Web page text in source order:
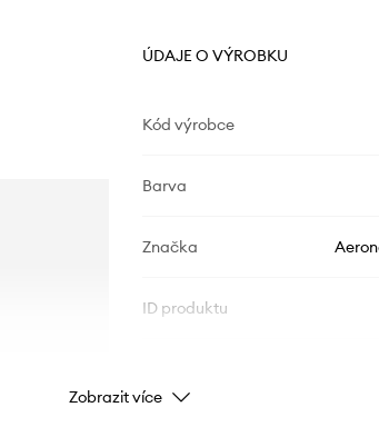
ÚDAJE O VÝROBKU
Kód výrobce
Barva
Značka
ID produktu
Zobrazit více